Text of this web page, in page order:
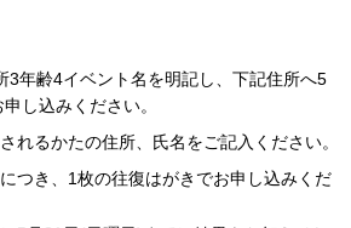
3年齢4イベント名を明記し、下記住所へ5
し込みください。
れるかたの住所、氏名をご記入ください。
つき、1枚の往復はがきでお申し込みくだ